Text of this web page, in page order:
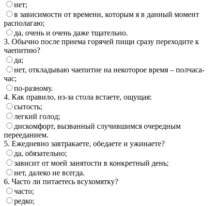
нет;
в зависимости от времени, которым я в данный момент
располагаю;
да, очень и очень даже тщательно.
3. Обычно после приема горячей пищи сразу переходите к
чаепитию?
да;
нет, откладываю чаепитие на некоторое время – полчаса-
час;
по-разному.
4. Как правило, из-за стола встаете, ощущая:
сытость;
легкий голод;
дискомфорт, вызванный случившимся очередным
перееданием.
5. Ежедневно завтракаете, обедаете и ужинаете?
да, обязательно;
зависит от моей занятости в конкретный день;
нет, далеко не всегда.
6. Часто ли питаетесь всухомятку?
часто;
редко;